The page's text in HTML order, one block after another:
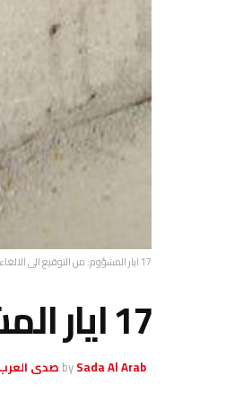
17 ايار المشؤوم: من التوقيع الى الالغاء
17 ايار المشؤوم: من التوقيع الى الالغاء
bySada Al Arab صدى العرب